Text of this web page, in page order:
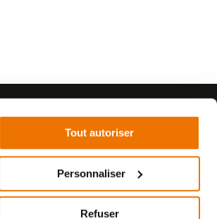
Tout autoriser
Personnaliser
Refuser
- SurplusMotos - Réalisation : datasolution.fr